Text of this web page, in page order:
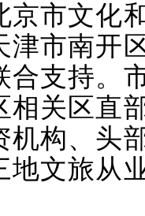
市文化和
津市南开
合支持。
相关区直
机构、头
地文旅从